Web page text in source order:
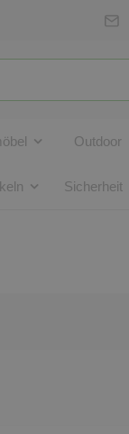
Outdoor
Sicherheit